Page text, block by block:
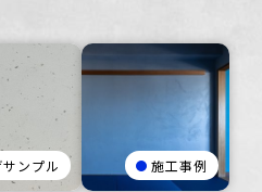
ンプル 施工事例